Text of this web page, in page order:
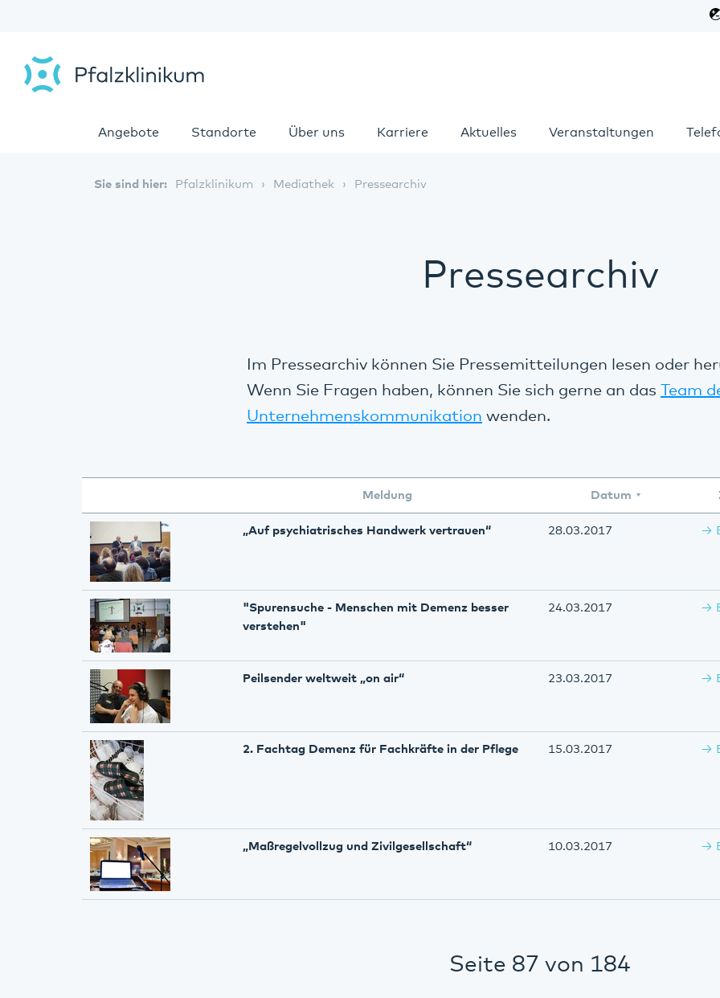
Angebote Standorte Über uns Karriere Aktuelles Veranstaltungen
Sie sind hier: Pfalzklinikum Mediathek Pressearchiv
Pressearchiv
Im Pressearchiv können Sie Pressemitteilungen lesen oder
Wenn Sie Fragen haben, können Sie sich gerne an das
Team
Unternehmenskommunikation wenden.
Meldung Datum
„Auf psychiatrisches Handwerk vertrauen“ 28.03.2017
"Spurensuche - Menschen mit Demenz besser
verstehen"
24.03.2017
Peilsender weltweit „on air“ 23.03.2017
2. Fachtag Demenz für Fachkräfte in der Pflege 15.03.2017
„Maßregelvollzug und Zivilgesellschaft“ 10.03.2017
Seite 87 von 184